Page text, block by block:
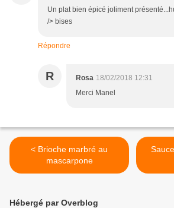
Un plat bien épicé joliment
/> bises
Répondre
R Rosa 18/02/2018 12:31
Merci Manel
< Brioche marbré au
mascarpone
Hébergé par Overblog